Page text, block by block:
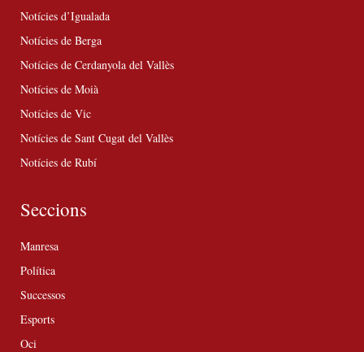
Notícies d’Igualada
Notícies de Berga
Notícies de Cerdanyola del Vallès
Notícies de Moià
Notícies de Vic
Notícies de Sant Cugat del Vallès
Notícies de Rubí
Seccions
Manresa
Política
Successos
Esports
Oci